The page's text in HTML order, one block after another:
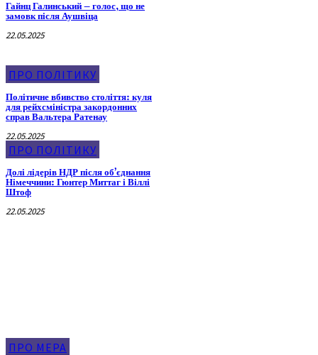
Гайнц Галинський – голос, що не
замовк після Аушвіца
22.05.2025
ПРО ПОЛІТИКУ
Політичне вбивство століття: куля
для рейхсміністра закордонних
справ Вальтера Ратенау
22.05.2025
ПРО ПОЛІТИКУ
Долі лідерів НДР після об’єднання
Німеччини: Гюнтер Миттаг і Віллі
Штоф
22.05.2025
ПРО МЕРА